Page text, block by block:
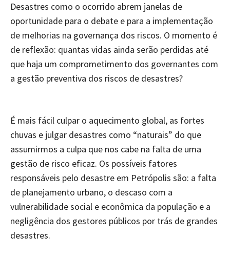
Desastres como o ocorrido abrem janelas de
oportunidade para o debate e para a implementação
de melhorias na governança dos riscos. O momento é
de reflexão: quantas vidas ainda serão perdidas até
que haja um comprometimento dos governantes com
a gestão preventiva dos riscos de desastres?
É mais fácil culpar o aquecimento global, as fortes
chuvas e julgar desastres como “naturais” do que
assumirmos a culpa que nos cabe na falta de uma
gestão de risco eficaz. Os possíveis fatores
responsáveis pelo desastre em Petrópolis são: a falta
de planejamento urbano, o descaso com a
vulnerabilidade social e econômica da população e a
negligência dos gestores públicos por trás de grandes
desastres.